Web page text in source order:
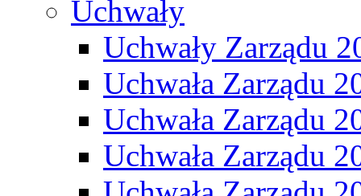
Uchwały
Uchwały Zarządu
Uchwała Zarządu
Uchwała Zarządu
Uchwała Zarządu